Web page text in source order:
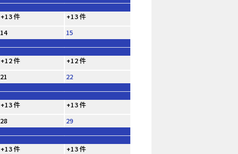
+13 件
+13 件
14 15
+12 件
+12 件
21 22
+13 件
+13 件
28 29
+13 件
+13 件